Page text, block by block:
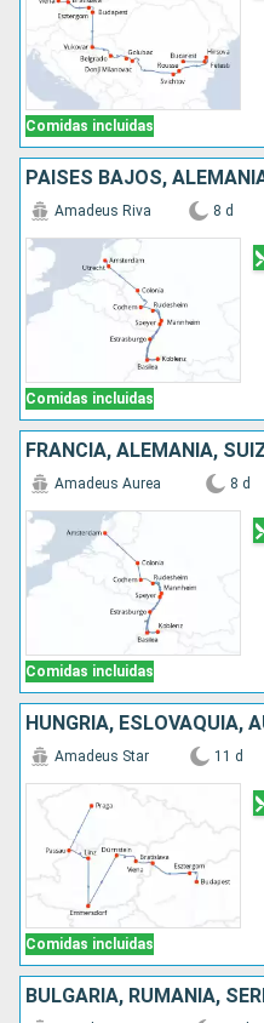
Comidas incluidas
Comidas incluidas
Amadeus Riva 8 d
Comidas incluidas
Amadeus Aurea 8 d
Comidas incluidas
Amadeus Star 11 d